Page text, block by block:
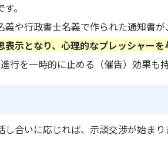
す。
や行政書士名義で作られた通知書
表示となり、心理的なプレッシャー
行を一時的に止める（催告）効果も持
合いに応じれば、示談交渉が始ま